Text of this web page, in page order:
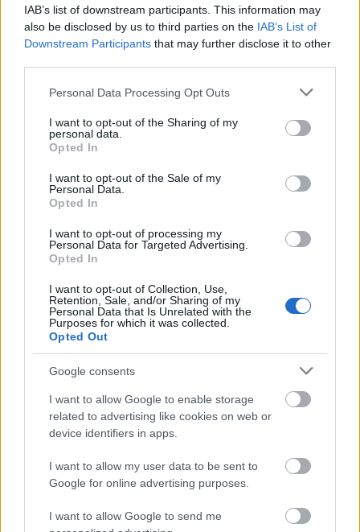
IAB’s list of downstream participants. This information may
also be disclosed by us to third parties on the IAB’s List of
Downstream Participants that may further disclose it to other
Please note that this website/app uses one or more Google
not limited to your visit or usage behaviour. You may click to
grant or deny consent to Google and its third-party tags to
use your data for below specified purposes in below Google
consent section.
Personal Data Processing Opt Outs
I want to opt-out of the Sharing of my
personal data.
Opted In
I want to opt-out of the Sale of my
Personal Data.
Opted In
I want to opt-out of processing my
Personal Data for Targeted Advertising.
Opted In
I want to opt-out of Collection, Use,
Retention, Sale, and/or Sharing of my
Personal Data that Is Unrelated with the
Purposes for which it was collected.
Opted Out
Google consents
I want to allow Google to enable storage
related to advertising like cookies on web or
device identifiers in apps.
I want to allow my user data to be sent to
Google for online advertising purposes.
I want to allow Google to send me
Ezekben az ételekben több cukor
van, mint gondolnád: egészségesnek
hiszed őket, pedig nem is azok
Naponta hány kalóriát ajánlott elfogyasztani?
Az átlagos ajánlott napi kalóriabevitel a férfiak
esetében 2500 kalória, a nők esetében pedig 2000
kalória
Naponta hány kalóriát ajánlott elfogyasztani, ha
fogyni szeretnénk?
A fogyás érdekében egy átlagos egyénnek arra kell